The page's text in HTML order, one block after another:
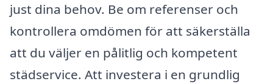
just dina behov. Be om referenser och
kontrollera omdömen för att säkerställa
att du väljer en pålitlig och kompetent
städservice. Att investera i en grundlig